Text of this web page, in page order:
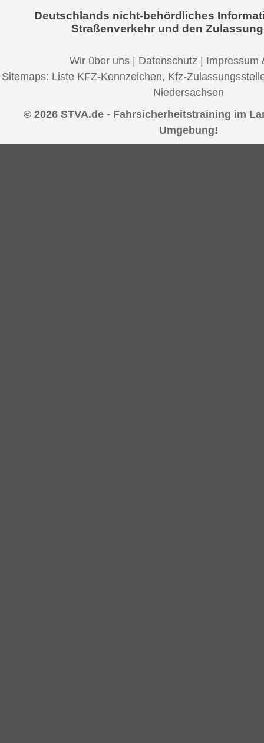
Deutschlands nicht-behördliches
Straßenverkehr und den
Wir über uns | Datenschutz | Impressum
Sitemaps: Liste KFZ-Kennzeichen, Kfz-
Niedersachsen
© 2026 STVA.de - Fahrsicherheitstraining im
Umgebung!